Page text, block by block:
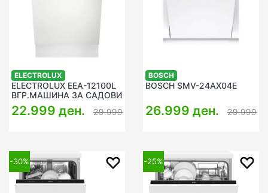
ELECTROLUX
ELECTROLUX EEA-12100L
ВГР.МАШИНА ЗА САДОВИ
22.999 ден. 29.999
BOSCH
BOSCH SMV-24AX04E
26.999 ден. 29.999
-30% -25%